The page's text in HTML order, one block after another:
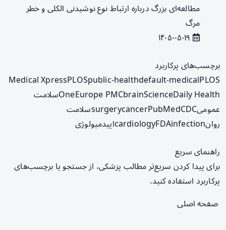
مطالعه‌ای بزرگ درباره ارتباط نوع نوشیدنی الکلی و خطر
مرگ
برچسب‌های پرکاربرد
Medical XpressPLOSpublic-healthdefault-medicalPLOS
OneEurope PMCbrainScienceDaily Health
سلامت
عمومی
surgerycancerPubMedCDC
سلامت
روان
cardiologyFDAinfection اپیدمیولوژی
راهنمای سریع
برای پیدا کردن سریع‌تر مطالب پزشکی، از جستجو یا برچسب‌های
پرکاربرد استفاده کنید.
صفحه اصلی